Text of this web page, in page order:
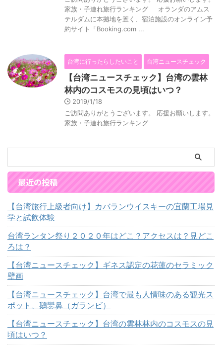
家族・子連れ旅行ランキング オランダのアムス
テルダムに本拠地を置く、宿泊施設のオンライン予
約サイト「Booking.com ...
台湾に行ったらしたいこと 台湾ニュースチェック
【台湾ニュースチェック】台湾の雲林
林内のコスモスの見頃はいつ？
2019/1/18
ご訪問ありがとうございます。 応援お願いします。
家族・子連れ旅行ランキング
最近の投稿
【台湾旅行上級者向け】カバランウイスキーの宜蘭工場見
学と試飲体験
台湾ランタン祭り２０２０年はどこ？アクセスは？見どこ
ろは？
【台湾ニュースチェック】ギネス認定の花蓮のセラミック
壁画
【台湾ニュースチェック】台湾で最も人情味のある観光ス
ポット、鵝鑾鼻（ガランビ）
【台湾ニュースチェック】台湾の雲林林内のコスモスの見
頃はいつ？